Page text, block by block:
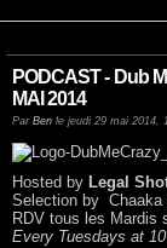
PODCAST - Dub
MAI 2014
Par Ben le jeudi 29 mai 2014,
Hosted by Legal
Selection by Chaaka
RDV tous les Mardis
Every Tuesdays at